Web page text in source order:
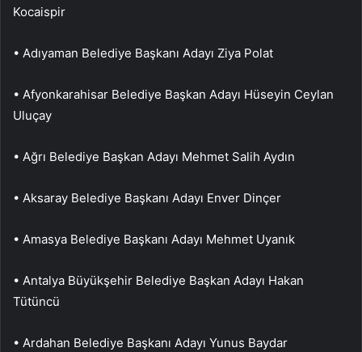
Kocaispir
• Adıyaman Belediye Başkanı Adayı Ziya Polat
• Afyonkarahisar Belediye Başkan Adayı Hüseyin Ceylan
Uluçay
• Ağrı Belediye Başkan Adayı Mehmet Salih Aydın
• Aksaray Belediye Başkanı Adayı Enver Dinçer
• Amasya Belediye Başkanı Adayı Mehmet Uyanık
• Antalya Büyükşehir Belediye Başkan Adayı Hakan
Tütüncü
• Ardahan Belediye Başkanı Adayı Yunus Baydar